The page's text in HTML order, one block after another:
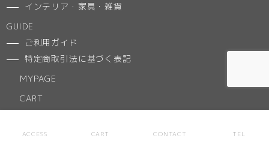
インテリア・家具・雑貨
GUIDE
ご利用ガイド
特定商取引法に基づく表記
MYPAGE
CART
ACCESS CART CONTACT TEL